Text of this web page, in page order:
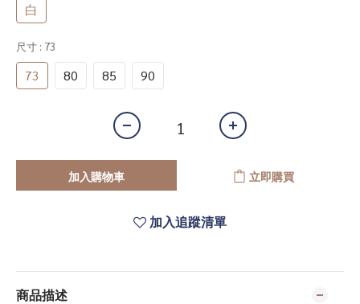
白
尺寸 : 73
73 80 85 90
加入購物車 立即購買
加入追蹤清單
商品描述